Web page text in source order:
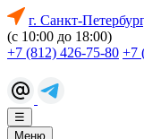
г. Санкт-
(с 10:00 до 18:00)
+7 (812) 426-75-80 +7
☰
Меню